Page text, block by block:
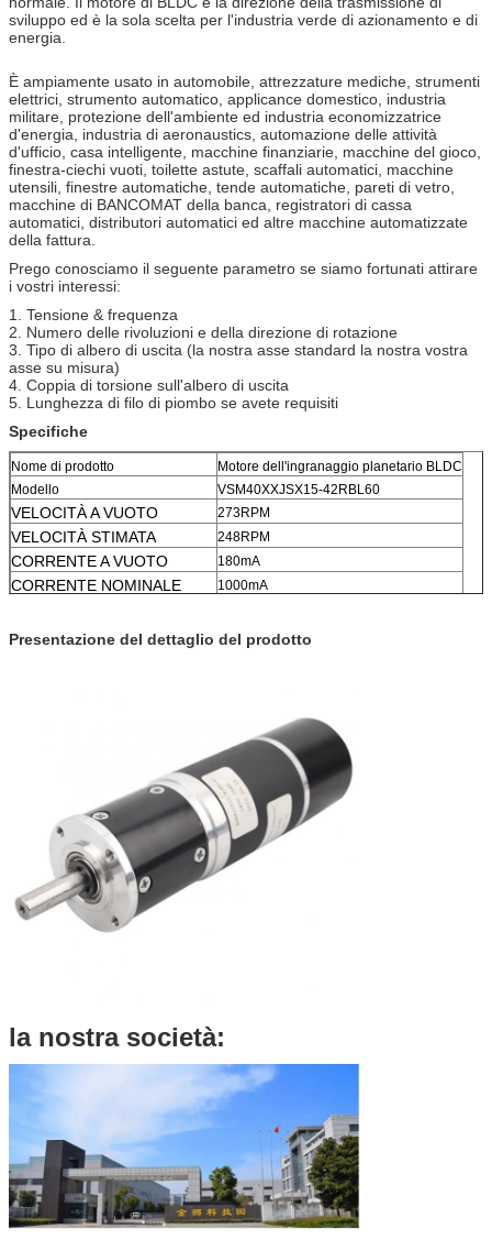
sviluppo ed è la sola scelta per l'industria verde di azionamento e di
energia.
È ampiamente usato in automobile, attrezzature mediche, strumenti
elettrici, strumento automatico, applicance domestico, industria
militare, protezione dell'ambiente ed industria economizzatrice
d'energia, industria di aeronaustics, automazione delle attività
d'ufficio, casa intelligente, macchine finanziarie, macchine del gioco,
finestra-ciechi vuoti, toilette astute, scaffali automatici, macchine
utensili, finestre automatiche, tende automatiche, pareti di vetro,
macchine di BANCOMAT della banca, registratori di cassa
automatici, distributori automatici ed altre macchine automatizzate
della fattura.
Prego conosciamo il seguente parametro se siamo fortunati attirare
i vostri interessi:
1. Tensione & frequenza
2. Numero delle rivoluzioni e della direzione di rotazione
3. Tipo di albero di uscita (la nostra asse standard la nostra vostra
asse su misura)
4. Coppia di torsione sull'albero di uscita
5. Lunghezza di filo di piombo se avete requisiti
Specifiche
Nome di prodotto
Motore dell'ingranaggio planetario BLDC
Modello
VSM40XXJSX15-42RBL60
VELOCITÀ A VUOTO 273RPM
VELOCITÀ STIMATA 248RPM
CORRENTE A VUOTO 180mA
CORRENTE NOMINALE 1000mA
VELOCITÀ A VUOTO
3500RPM
Presentazione del dettaglio del prodotto
la nostra società: